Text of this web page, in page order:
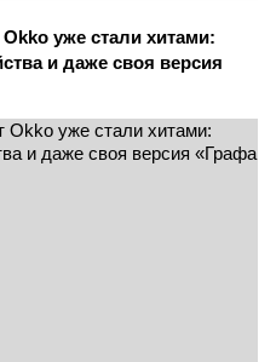
уже стали хитами:
и даже своя версия